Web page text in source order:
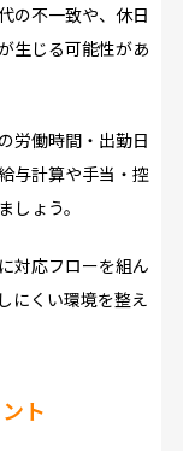
の不一致や、休日
生じる可能性があ
労働時間・出勤日
与計算や手当・控
ょう。
対応フローを組ん
にくい環境を整え
ト